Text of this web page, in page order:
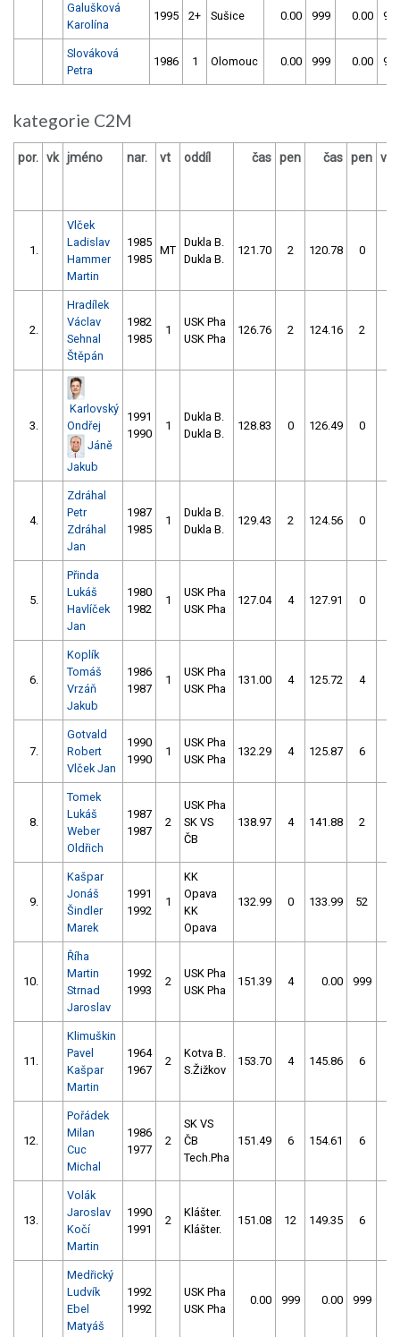
Galušková
Karolína
1995 2+ Sušice 0.00 999 0.00
Slováková
Petra
1986 1 Olomouc 0.00 999 0.00
kategorie C2M
por. vk jméno nar. vt oddíl čas pen čas pen
1.
Vlček
Ladislav
Hammer
Martin
1985
1985
MT
Dukla B.
Dukla B.
121.70 2 120.78 0
2.
Hradílek
Václav
Sehnal
Štěpán
1982
1985
1
USK Pha
USK Pha
126.76 2 124.16 2
3.
Karlovský
Ondřej
Jáně
Jakub
1991
1990
1
Dukla B.
Dukla B.
128.83 0 126.49 0
4.
Zdráhal
Petr
Zdráhal
Jan
1987
1985
1
Dukla B.
Dukla B.
129.43 2 124.56 0
5.
Přinda
Lukáš
Havlíček
Jan
1980
1982
1
USK Pha
USK Pha
127.04 4 127.91 0
6.
Koplík
Tomáš
Vrzáň
Jakub
1986
1987
1
USK Pha
USK Pha
131.00 4 125.72 4
7.
Gotvald
Robert
Vlček Jan
1990
1990
1
USK Pha
USK Pha
132.29 4 125.87 6
8.
Tomek
Lukáš
Weber
Oldřich
1987
1987
2
USK Pha
SK VS
ČB
138.97 4 141.88 2
9.
Kašpar
Jonáš
Šindler
Marek
1991
1992
1
KK
Opava
KK
Opava
132.99 0 133.99 52
10.
Říha
Martin
Strnad
Jaroslav
1992
1993
2
USK Pha
USK Pha
151.39 4 0.00 999
11.
Klimuškin
Pavel
Kašpar
Martin
1964
1967
2
Kotva B.
S.Žižkov
153.70 4 145.86 6
12.
Pořádek
Milan
Cuc
Michal
1986
1977
2
SK VS
ČB
Tech.Pha
151.49 6 154.61 6
13.
Volák
Jaroslav
Kočí
Martin
1990
1991
2
Klášter.
Klášter.
151.08 12 149.35 6
Medřický
Ludvík
Ebel
Matyáš
1992
1992
USK Pha
USK Pha
0.00 999 0.00 999